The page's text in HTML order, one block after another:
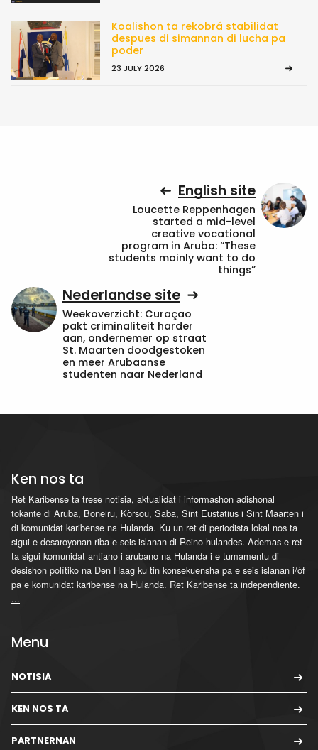
Koalishon ta rekobrá stabilidat
despues di simannan di lucha pa
poder
23 JULY 2026
English site
Loucette Reppenhagen
started a mid-level
creative vocational
program in Aruba: “These
students mainly want to do
things”
Nederlandse site
Weekoverzicht: Curaçao
pakt criminaliteit harder
aan, ondernemer op straat
St. Maarten doodgestoken
en meer Arubaanse
studenten naar Nederland
Ken nos ta
Ret Karibense ta trese notisia, aktualidat i informashon adishonal
tokante di Aruba, Boneiru, Kòrsou, Saba, Sint Eustatius i Sint Maarten i
di komunidat karibense na Hulanda. Ku un ret di periodista lokal nos ta
sigui e desaroyonan riba e seis islanan di Reino hulandes. Ademas e ret
ta sigui komunidat antiano i arubano na Hulanda i e tumamentu di
desishon polítiko na Den Haag ku tin konsekuensha pa e seis islanan i/òf
pa e komunidat karibense na Hulanda. Ret Karibense ta independiente.
...
Menu
NOTISIA
KEN NOS TA
PARTNERNAN